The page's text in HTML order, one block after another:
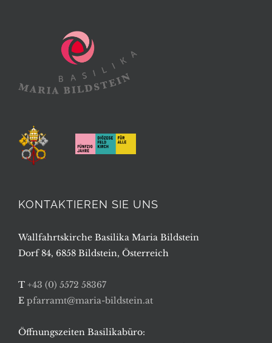
KONTAKTIEREN SIE UNS
Wallfahrtskirche Basilika Maria Bildstein
Dorf 84, 6858 Bildstein, Österreich
T +43 (0) 5572 58367
E pfarramt@maria-bildstein.at
Öffnungszeiten Basilikabüro: